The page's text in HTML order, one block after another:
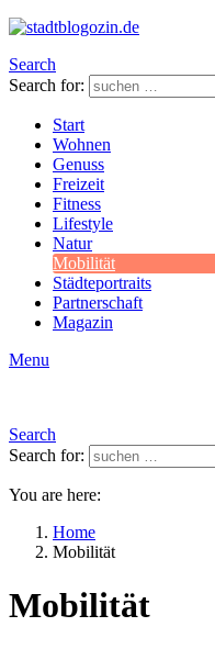
Search
Search for:
Start
Wohnen
Genuss
Freizeit
Fitness
Lifestyle
Natur
Mobilität
Städteportraits
Partnerschaft
Magazin
Menu
Search
Search for:
You are here:
Home
Mobilität
Mobilität